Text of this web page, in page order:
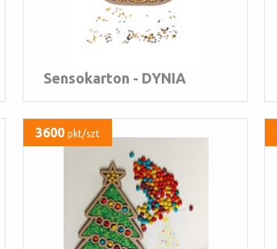
Sensokarton - DYNIA
3600pkt/szt